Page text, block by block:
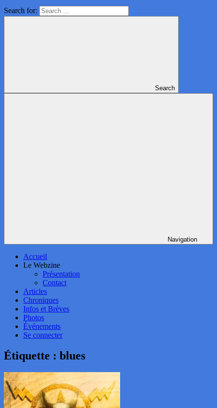
Search for:
Search
Navigation
Accueil
Le Webzine
Présentation
Contact
Articles
Chroniques
Infos et Brèves
Photos
Événements
Se connecter
Étiquette : blues